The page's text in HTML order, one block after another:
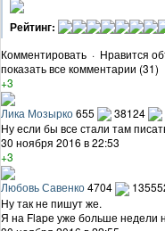
Рейтинг:
Комментировать · Нравится
показать все комментарии (31)
+3
Лика Мозырко655
38124
Ну если бы все стали там
30 ноября 2016 в 22:53
+3
Любовь Савенко4704
Ну так не пишут же.
Я на Flapе уже больше недели